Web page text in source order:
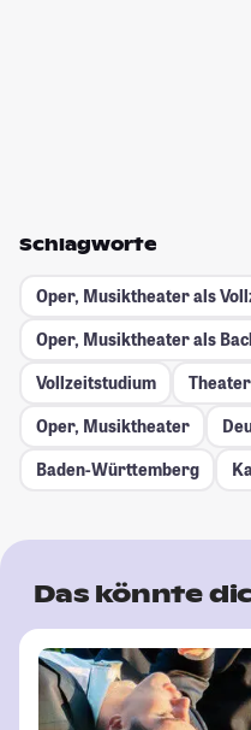
Schlagworte
Oper, Musiktheater als
Oper, Musiktheater als
Vollzeitstudium
Oper, Musiktheater
Baden-Württemberg
Das könnte